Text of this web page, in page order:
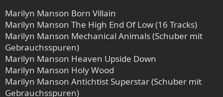
Marilyn Manson Born Villain
Marilyn Manson The High End Of Low (16 Tracks)
Marilyn Manson Mechanical Animals (Schuber mit
Gebrauchsspuren)
Marilyn Manson Heaven Upside Down
Marilyn Manson Holy Wood
Marilyn Manson Antichtist Superstar (Schuber mit
Gebrauchsspuren)